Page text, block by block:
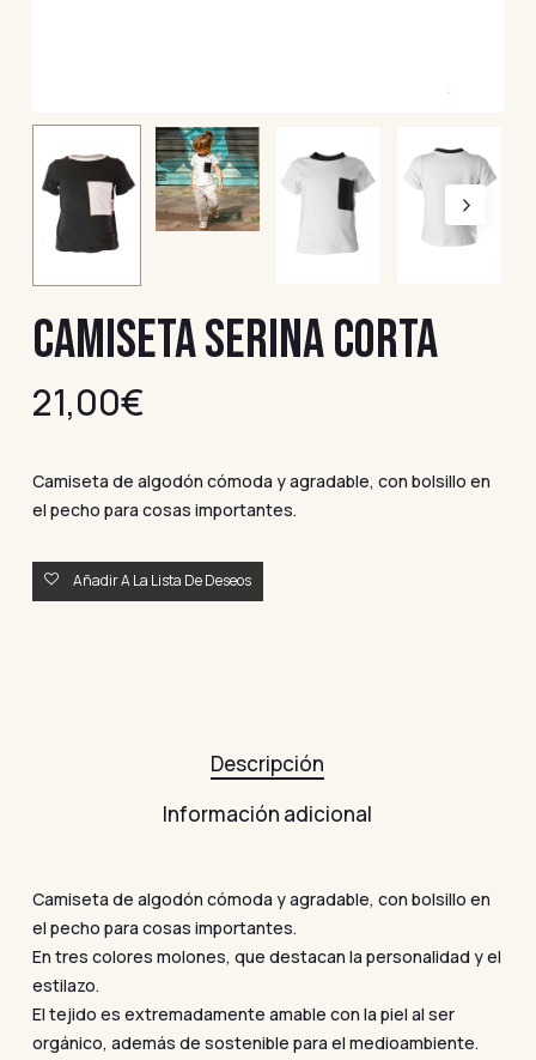
CAMISETA SERINA CORTA
21,00€
Camiseta de algodón cómoda y agradable, con bolsillo en
el pecho para cosas importantes.
Añadir A La Lista De Deseos
Descripción
Información adicional
Camiseta de algodón cómoda y agradable, con bolsillo en
el pecho para cosas importantes.
En tres colores molones, que destacan la personalidad y el
estilazo.
El tejido es extremadamente amable con la piel al ser
orgánico, además de sostenible para el medioambiente.